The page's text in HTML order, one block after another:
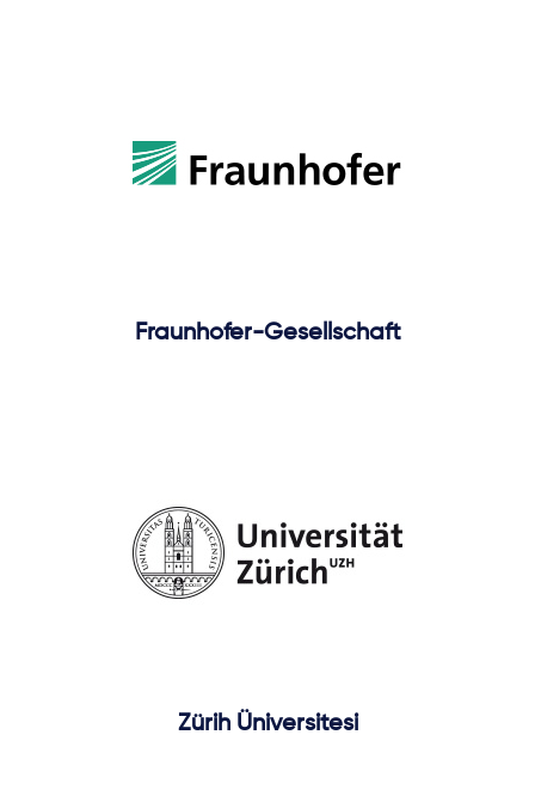
Fraunhofer-Gesellschaft
Zürih Üniversitesi